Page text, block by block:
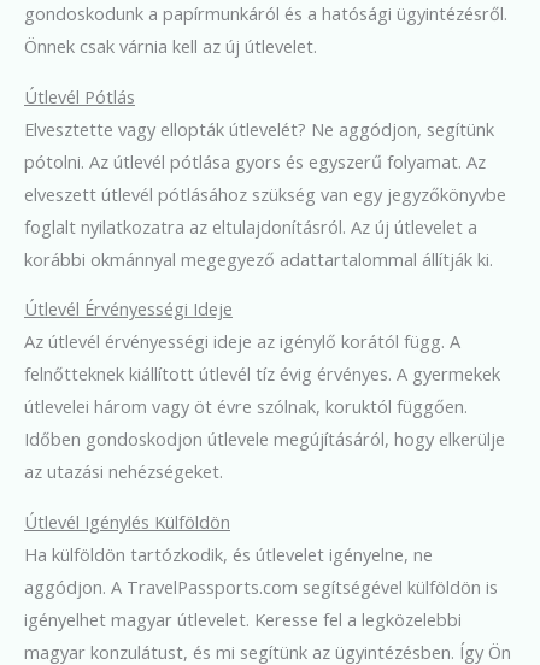
gondoskodunk a papírmunkáról és a hatósági ügyintézésről.
Önnek csak várnia kell az új útlevelet.
Útlevél Pótlás
Elvesztette vagy ellopták útlevelét? Ne aggódjon, segítünk
pótolni. Az útlevél pótlása gyors és egyszerű folyamat. Az
elveszett útlevél pótlásához szükség van egy jegyzőkönyvbe
foglalt nyilatkozatra az eltulajdonításról. Az új útlevelet a
korábbi okmánnyal megegyező adattartalommal állítják ki.
Útlevél Érvényességi Ideje
Az útlevél érvényességi ideje az igénylő korától függ. A
felnőtteknek kiállított útlevél tíz évig érvényes. A gyermekek
útlevelei három vagy öt évre szólnak, koruktól függően.
Időben gondoskodjon útlevele megújításáról, hogy elkerülje
az utazási nehézségeket.
Útlevél Igénylés Külföldön
Ha külföldön tartózkodik, és útlevelet igényelne, ne
aggódjon. A TravelPassports.com segítségével külföldön is
igényelhet magyar útlevelet. Keresse fel a legközelebbi
magyar konzulátust, és mi segítünk az ügyintézésben. Így Ön